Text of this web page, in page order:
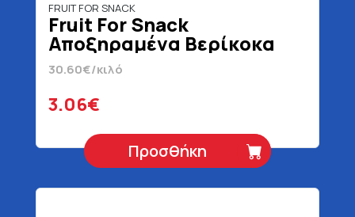
FRUIT FOR SNACK
Fruit For Snack
Αποξηραμένα Βερίκοκα
100 gr
30.60€/κιλό
3.06€
Προσθήκη